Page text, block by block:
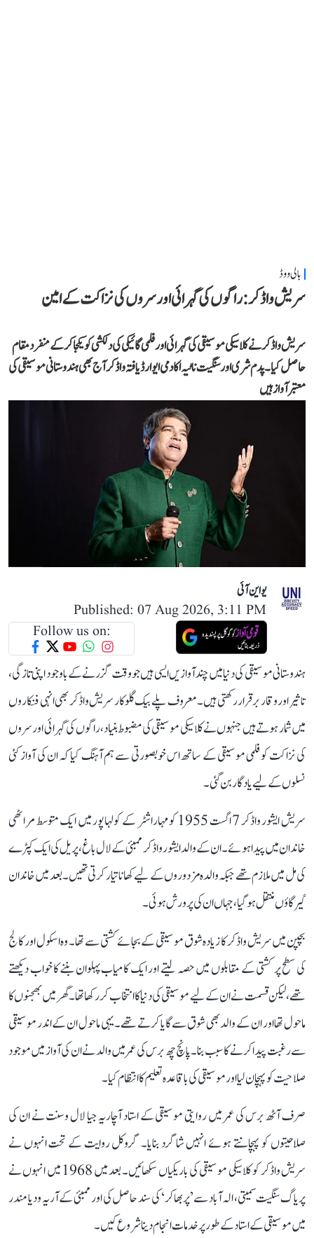
بالی ووڈ
سریش واڈکر: راگوں کی گہرائی اور سروں کی نزاکت کے امین
سریش واڈکر نے کلاسیکی موسیقی کی گہرائی اور فلمی گائیکی کی دلکشی کو یکجا کر کے منفرد مقام
حاصل کیا۔ پدم شری اور سنگیت ناٹیہ اکادمی ایوارڈ یافتہ واڈکر آج بھی ہندوستانی موسیقی کی
معتبر آواز ہیں
یو این آئی
Published: 07 Aug 2026, 3:11 PM
Follow us on:
ہندوستانی موسیقی کی دنیا میں چند آوازیں ایسی ہیں جو وقت گزرنے کے باوجود اپنی تازگی،
تاثیر اور وقار برقرار رکھتی ہیں۔ معروف پلے بیک گلوکار سریش واڈکر بھی انہی فنکاروں
میں شمار ہوتے ہیں جنہوں نے کلاسیکی موسیقی کی مضبوط بنیاد، راگوں کی گہرائی اور سروں
کی نزاکت کو فلمی موسیقی کے ساتھ اس خوبصورتی سے ہم آہنگ کیا کہ ان کی آواز کئی
نسلوں کے لیے یادگار بن گئی۔
سریش ایشور واڈکر 7 اگست 1955 کو مہاراشٹر کے کولہاپور میں ایک متوسط مراٹھی
خاندان میں پیدا ہوئے۔ ان کے والد ایشور واڈکر ممبئی کے لال باغ، پریل کی ایک کپڑے
کی مل میں ملازم تھے جبکہ والدہ مزدوروں کے لیے کھانا تیار کرتی تھیں۔ بعد میں خاندان
گیرگاؤں منتقل ہو گیا، جہاں ان کی پرورش ہوئی۔
بچپن میں سریش واڈکر کا زیادہ شوق موسیقی کے بجائے کشتی سے تھا۔ وہ اسکول اور کالج
کی سطح پر کشتی کے مقابلوں میں حصہ لیتے اور ایک کامیاب پہلوان بننے کا خواب دیکھتے
تھے، لیکن قسمت نے ان کے لیے موسیقی کی دنیا کا انتخاب کر رکھا تھا۔ گھر میں بھجنوں کا
ماحول تھا اور ان کے والد بھی شوق سے گایا کرتے تھے۔ یہی ماحول ان کے اندر موسیقی
سے رغبت پیدا کرنے کا سبب بنا۔ پانچ چھ برس کی عمر میں والد نے ان کی آواز میں موجود
صلاحیت کو پہچان لیا اور موسیقی کی باقاعدہ تعلیم کا انتظام کیا۔
صرف آٹھ برس کی عمر میں روایتی موسیقی کے استاد آچاریہ جیا لال وسنت نے ان کی
صلاحیتوں کو پہچانتے ہوئے انہیں شاگرد بنایا۔ گروکل روایت کے تحت انہوں نے
سریش واڈکر کو کلاسیکی موسیقی کی باریکیاں سکھائیں۔ بعد میں 1968 میں انہوں نے
پریاگ سنگیت سمیتی، الہ آباد سے ’پربھاکر‘ کی سند حاصل کی اور ممبئی کے آریہ ودیا مندر
میں موسیقی کے استاد کے طور پر خدمات انجام دینا شروع کیں۔